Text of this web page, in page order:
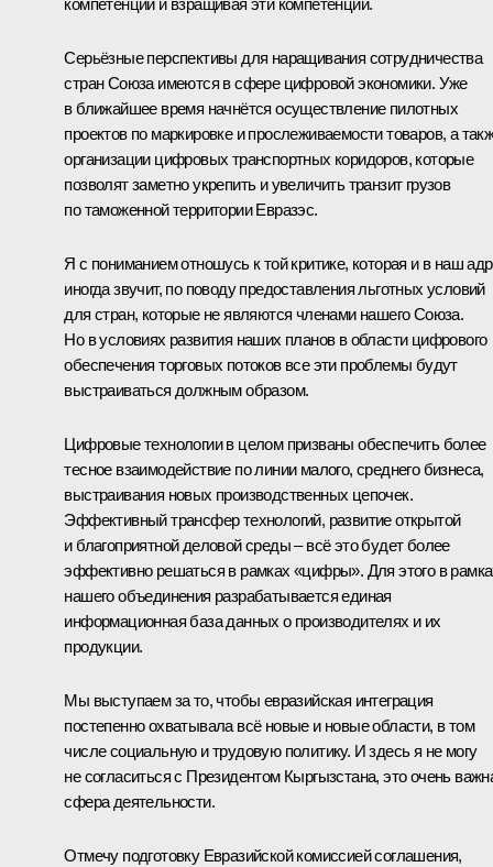
компетенции и взращивая эти компетенции.
Серьёзные перспективы для наращивания сотрудничества
стран Союза имеются в сфере цифровой экономики. Уже
в ближайшее время начнётся осуществление пилотных
проектов по маркировке и прослеживаемости товаров, а
организации цифровых транспортных коридоров, которые
позволят заметно укрепить и увеличить транзит грузов
по таможенной территории Евразэс.
Я с пониманием отношусь к той критике, которая и в наш
иногда звучит, по поводу предоставления льготных условий
для стран, которые не являются членами нашего Союза.
Но в условиях развития наших планов в области цифрового
обеспечения торговых потоков все эти проблемы будут
выстраиваться должным образом.
Цифровые технологии в целом призваны обеспечить более
тесное взаимодействие по линии малого, среднего бизнеса,
выстраивания новых производственных цепочек.
Эффективный трансфер технологий, развитие открытой
и благоприятной деловой среды – всё это будет более
эффективно решаться в рамках «цифры». Для этого в
нашего объединения разрабатывается единая
информационная база данных о производителях и их
продукции.
Мы выступаем за то, чтобы евразийская интеграция
постепенно охватывала всё новые и новые области, в том
числе социальную и трудовую политику. И здесь я не могу
не согласиться с Президентом Кыргызстана, это очень
сфера деятельности.
Отмечу подготовку Евразийской комиссией соглашения,